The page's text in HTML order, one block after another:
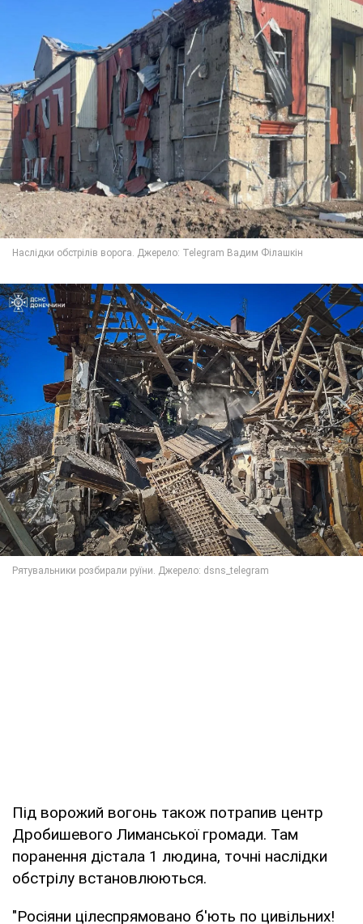
Під ворожий вогонь також потрапив центр
Дробишевого Лиманської громади. Там
поранення дістала 1 людина, точні наслідки
обстрілу встановлюються.
"Росіяни цілеспрямовано б'ють по цивільних!